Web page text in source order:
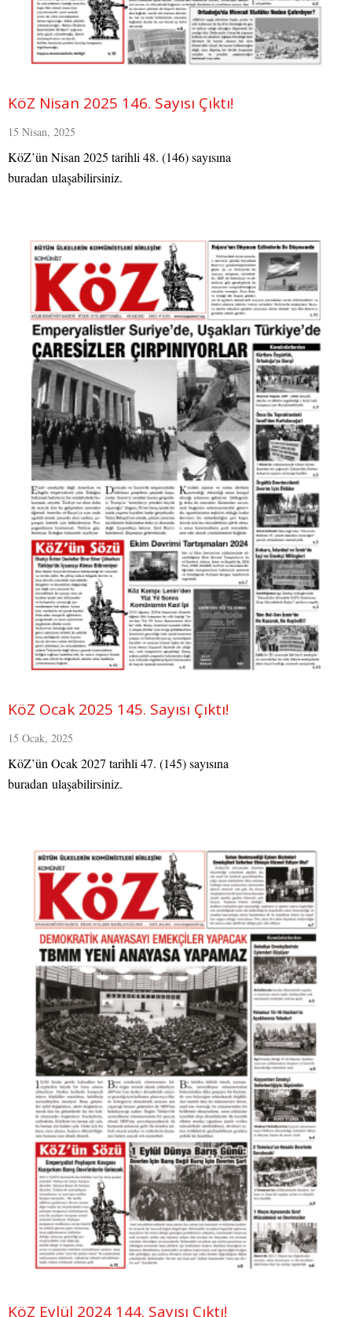
KöZ Nisan 2025 146. Sayısı Çıktı!
15 Nisan, 2025
KöZ’ün Nisan 2025 tarihli 48. (146) sayısına
buradan ulaşabilirsiniz.
KöZ Ocak 2025 145. Sayısı Çıktı!
15 Ocak, 2025
KöZ’ün Ocak 2027 tarihli 47. (145) sayısına
buradan ulaşabilirsiniz.
KöZ Eylül 2024 144. Sayısı Çıktı!